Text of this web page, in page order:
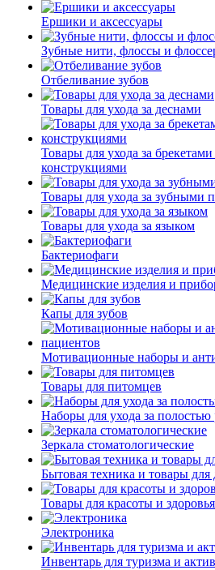
Ершики и аксессуары
Зубные нити, флоссы и
Отбеливание зубов
Товары для ухода за деснами
Товары для ухода за
конструкциями
Товары для ухода за зубными
Товары для ухода за языком
Бактериофаги
Медицинские изделия и
Капы для зубов
Мотивационные наборы и
Товары для питомцев
Наборы для ухода за полостью
Зеркала стоматологические
Бытовая техника и товары для
Товары для красоты и здоровья
Электроника
Инвентарь для туризма и